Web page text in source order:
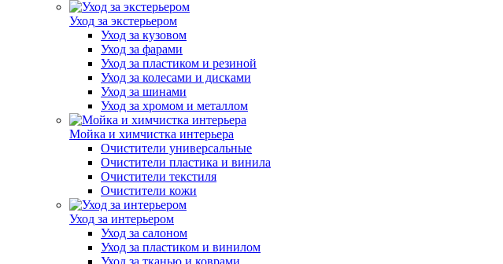
Уход за экстерьером
Уход за кузовом
Уход за фарами
Уход за пластиком и резиной
Уход за колесами и дисками
Уход за шинами
Уход за хромом и металлом
Мойка и химчистка интерьера
Очистители универсальные
Очистители пластика и винила
Очистители текстиля
Очистители кожи
Уход за интерьером
Уход за салоном
Уход за пластиком и винилом
Уход за тканью и коврами